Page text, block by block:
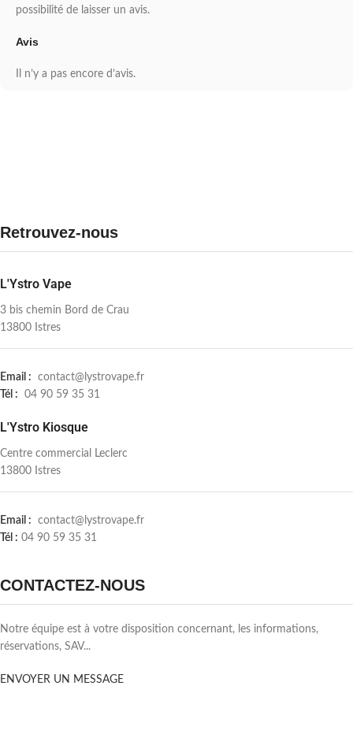
Avis
Il n’y a pas encore d’avis.
possibilité de laisser un avis.
Retrouvez-nous
L'Ystro Vape
3 bis chemin Bord de Crau
13800 Istres
Email : contact@lystrovape.fr
Tél : 04 90 59 35 31
L'Ystro Kiosque
Centre commercial Leclerc
13800 Istres
Email : contact@lystrovape.fr
Tél : 04 90 59 35 31
CONTACTEZ-NOUS
Notre équipe est à votre disposition concernant, les informations,
réservations, SAV...
ENVOYER UN MESSAGE